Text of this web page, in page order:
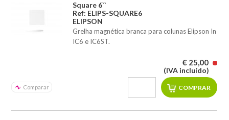
Square 6``
Ref: ELIPS-SQUARE6
ELIPSON
Grelha magnética branca para colunas Elipson In
IC6 e IC6ST.
Comparar
€ 25,00
(IVA incluído)